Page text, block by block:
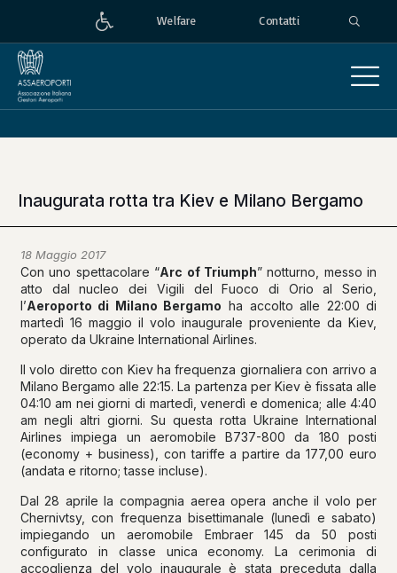
Welfare Contatti
Inaugurata rotta tra Kiev e Milano Bergamo
18 Maggio 2017
Con uno spettacolare “Arc of Triumph” notturno, messo in
atto dal nucleo dei Vigili del Fuoco di Orio al Serio,
l’Aeroporto di Milano Bergamo ha accolto alle 22:00 di
martedì 16 maggio il volo inaugurale proveniente da Kiev,
operato da Ukraine International Airlines.
Il volo diretto con Kiev ha frequenza giornaliera con arrivo a
Milano Bergamo alle 22:15. La partenza per Kiev è fissata alle
04:10 am nei giorni di martedì, venerdì e domenica; alle 4:40
am negli altri giorni. Su questa rotta Ukraine International
Airlines impiega un aeromobile B737-800 da 180 posti
(economy + business), con tariffe a partire da 177,00 euro
(andata e ritorno; tasse incluse).
Dal 28 aprile la compagnia aerea opera anche il volo per
Chernivtsy, con frequenza bisettimanale (lunedì e sabato)
impiegando un aeromobile Embraer 145 da 50 posti
configurato in classe unica economy. La cerimonia di
accoglienza del volo inaugurale è stata preceduta dalla